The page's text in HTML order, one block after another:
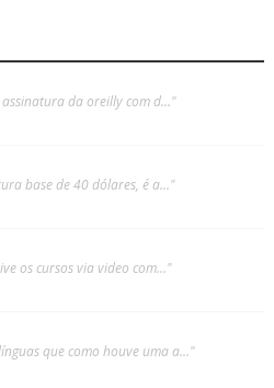
da oreilly com d..."
base de 40 dólares, é a..."
os cursos via video com..."
que como houve uma a..."